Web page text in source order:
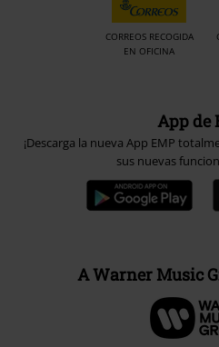
CORREOS RECOGIDA
EN OFICINA
App de
¡Descarga la nueva App EMP
sus nuevas
A Warner Music